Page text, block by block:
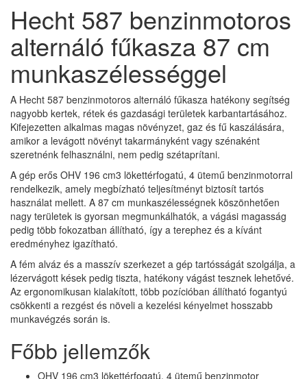
Hecht 587 benzinmotoros
alternáló fűkasza 87 cm
munkaszélességgel
A Hecht 587 benzinmotoros alternáló fűkasza hatékony segítség
nagyobb kertek, rétek és gazdasági területek karbantartásához.
Kifejezetten alkalmas magas növényzet, gaz és fű kaszálására,
amikor a levágott növényt takarmányként vagy szénaként
szeretnénk felhasználni, nem pedig szétaprítani.
A gép erős OHV 196 cm3 lökettérfogatú, 4 ütemű benzinmotorral
rendelkezik, amely megbízható teljesítményt biztosít tartós
használat mellett. A 87 cm munkaszélességnek köszönhetően
nagy területek is gyorsan megmunkálhatók, a vágási magasság
pedig több fokozatban állítható, így a terephez és a kívánt
eredményhez igazítható.
A fém alváz és a masszív szerkezet a gép tartósságát szolgálja, a
lézervágott kések pedig tiszta, hatékony vágást tesznek lehetővé.
Az ergonomikusan kialakított, több pozícióban állítható fogantyú
csökkenti a rezgést és növeli a kezelési kényelmet hosszabb
munkavégzés során is.
Főbb jellemzők
OHV 196 cm3 lökettérfogatú, 4 ütemű benzinmotor